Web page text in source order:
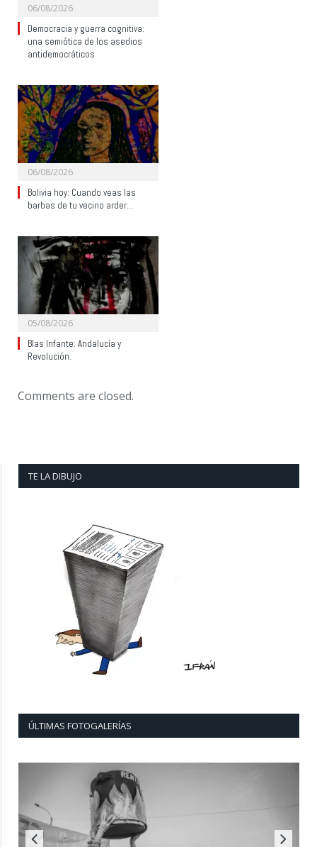
06/08/2026
Democracia y guerra cognitiva:
una semiótica de los asedios
antidemocráticos
06/08/2026
Bolivia hoy: Cuando veas las
barbas de tu vecino arder…
05/08/2026
Blas Infante: Andalucía y
Revolución.
Comments are closed.
TE LA DIBUJO
ÚLTIMAS FOTOGALERÍAS